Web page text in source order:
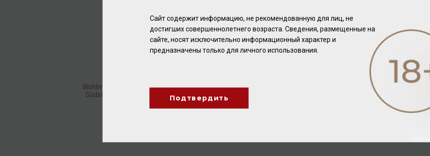
Wohlmuth Gewurztraminer
Südsteiermark 2018 13%
Wohlmuth Gelber
Hofkellerei des Fuersten
von Liechtenstein
Herrnbaumgarten Cuvée
2021 12% 0,75л
Вино/ белое
Сайт содержит информацию, не рекомендованную для лиц, не
достигших совершеннолетнего возраста. Сведения, размещенные на
сайте, носят исключительно информационный характер и
предназначены только для личного использования.
Подтвердить